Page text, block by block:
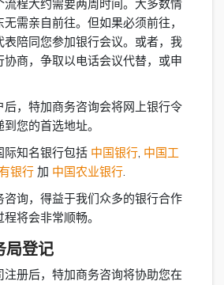
流程大约需要两周时间。大多数情
需亲自前往。但如果必须前往，
表陪同您参加银行会议。或者，我
商，争取以电话会议代替，或申
后，特加商务咨询会将网上银行令
您的首选地址。
际知名银行包括 中国银行, 中国工
银行 加 中国农业银行.
咨询，得益于我们众多的银行合作
将会非常顺畅。
局登记
册后，特加商务咨询将协助您在